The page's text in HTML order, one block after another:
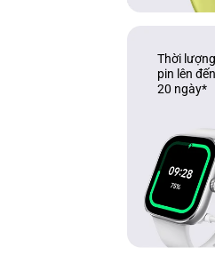
Thời
pin lên
20 ngày*